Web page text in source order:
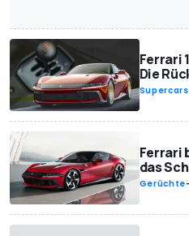
Ferrari
Die
Supercars
Ferrari
das
Gerüchte-